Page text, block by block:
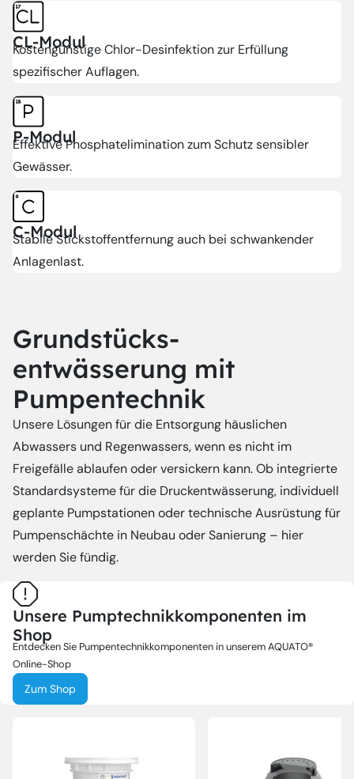
CL-Modul
Kostengünstige Chlor-Desinfektion zur Erfüllung
spezifischer Auflagen.
P-Modul
Effektive Phosphatelimination zum Schutz sensibler
Gewässer.
C-Modul
Stabile Stickstoffentfernung auch bei schwankender
Anlagenlast.
Grundstücks­
entwässerung mit
Pumpentechnik
Unsere Lösungen für die Entsorgung häuslichen
Abwassers und Regenwassers, wenn es nicht im
Freigefälle ablaufen oder versickern kann. Ob integrierte
Standardsysteme für die Druckentwässerung, individuell
geplante Pumpstationen oder technische Ausrüstung für
Pumpenschächte in Neubau oder Sanierung – hier
werden Sie fündig.
Unsere Pumptechnik­komponenten im
Shop
Entdecken Sie Pumpentechnik­komponenten in unserem AQUATO®
Online-Shop
Zum Shop